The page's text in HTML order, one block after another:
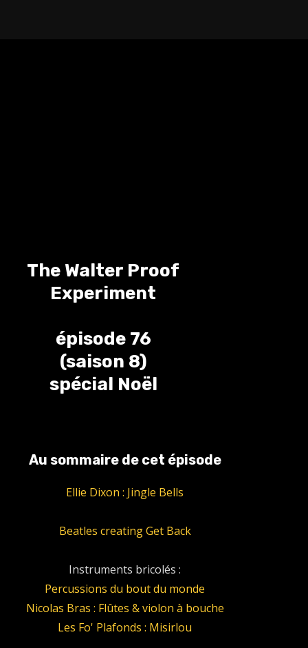
The Walter Proof
Experiment
épisode 76
(saison 8)
spécial Noël
Au sommaire de cet épisode
Ellie Dixon : Jingle Bells
Beatles creating Get Back
Instruments bricolés :
Percussions du bout du monde
Nicolas Bras : Flûtes & violon à bouche
Les Fo' Plafonds : Misirlou